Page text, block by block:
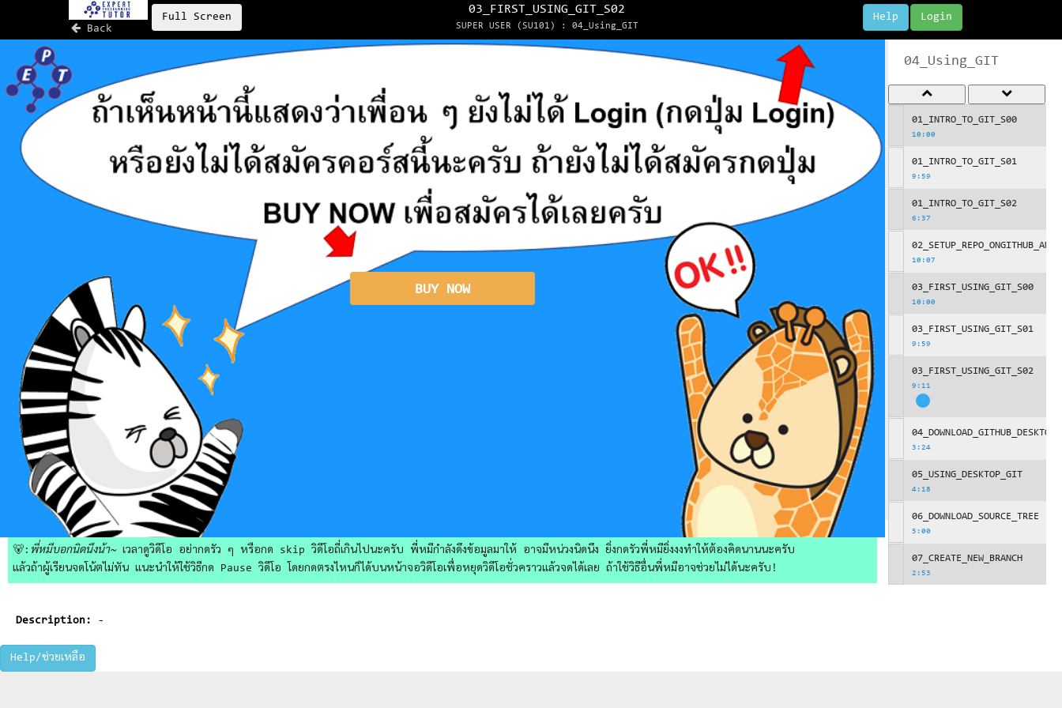
Back
Full Screen Login
Help
03_FIRST_USING_GIT_S02
SUPER USER (SU101) : 04_Using_GIT
BUY NOW
🐻: พี่หมีบอกนิดนึงน้า~เวลาดูวิดีโอ อย่ากดรัว ๆ หรือกด skip วิดีโอถี่เกินไปนะครับ พี่หมีกำลังดึงข้อมูลมาให้ อาจมีหน่วงนิดนึง ยิ่งกดรัวพี่หมียิ่งงงทำให้ต้องคิดนานนะครับ
แล้วถ้าผู้เรียนจดโน้ตไม่ทัน แนะนำให้ใช้วิธีกด Pause วิดีโอ โดยกดตรงไหนก็ได้บนหน้าจอวิดีโอเพื่อหยุดวิดีโอชั่วคราวแล้วจดได้เลย ถ้าใช้วิธีอื่นพี่หมีอาจช่วยไม่ได้นะครับ!
Description: -
Help/ช่วยเหลือ
04_Using_GIT
01_INTRO_TO_GIT_S00
10:00
01_INTRO_TO_GIT_S01
9:59
01_INTRO_TO_GIT_S02
6:37
10:07
03_FIRST_USING_GIT_S00
10:00
03_FIRST_USING_GIT_S01
9:59
03_FIRST_USING_GIT_S02
9:11
04_DOWNLOAD_GITHUB_DESKTOP
3:24
05_USING_DESKTOP_GIT
4:18
06_DOWNLOAD_SOURCE_TREE
5:00
07_CREATE_NEW_BRANCH
2:53